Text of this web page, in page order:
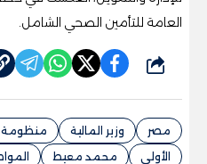
العامة للتأمين الصحي الشامل.
شارك
مصر وزير المالية
منظومة
الأولى
محمد معيط